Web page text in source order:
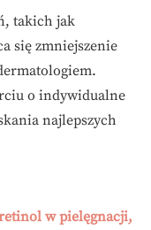
takich jak
się zmniejszenie
o indywidualne
najlepszych
w pielęgnacji,